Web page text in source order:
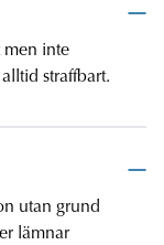
men inte
straffbart.
utan grund
lämnar